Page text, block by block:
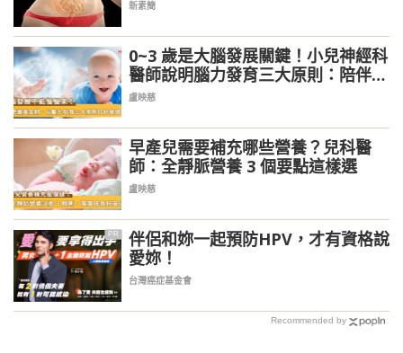
新素簡
0~3 歲是大腦發展關鍵！小兒神經科
醫師說明腦力發育三大原則：陪伴、
刺激、營養
盧映慈
早產兒需要補充哪些營養？兒科醫
師：全靜脈營養 3 個要點這樣選
盧映慈
PR
伴侶和妳一起預防HPV，才有資格說
愛妳！
台灣癌症基金會
Recommended by